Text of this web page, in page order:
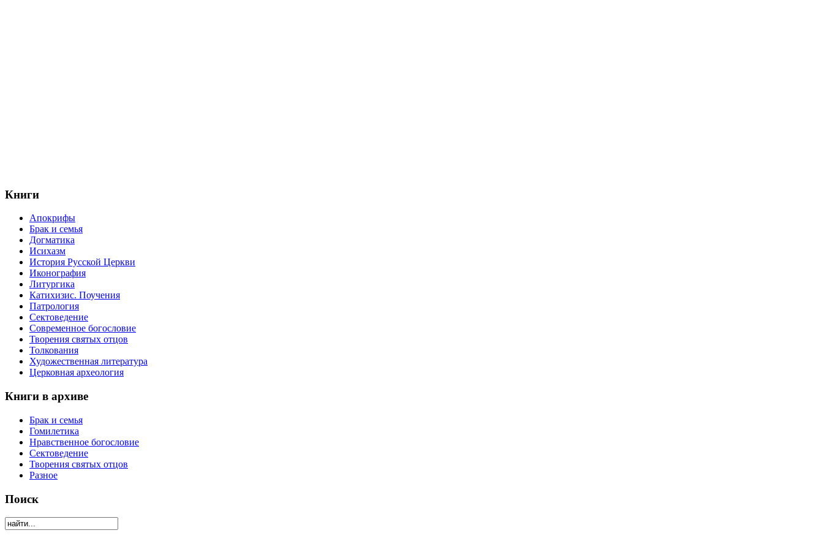
Книги
Апокрифы
Брак и семья
Догматика
Исихазм
История Русской Церкви
Иконография
Литургика
Катихизис. Поучения
Патрология
Сектоведение
Современное богословие
Творения святых отцов
Толкования
Художественная литература
Церковная археология
Книги в архиве
Брак и семья
Гомилетика
Нравственное богословие
Сектоведение
Творения святых отцов
Разное
Поиск